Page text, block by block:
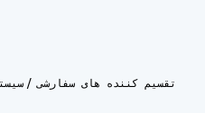
تقسیم کننده های سفارشی/